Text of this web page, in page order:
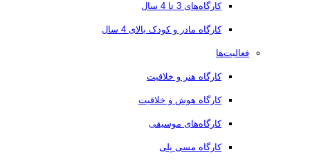
کارگاه‌های 3 تا 4 سال
کارگاه مادر و کودک بالای 4 سال
فعالیت‌ها
کارگاه هنر و خلاقیت
کارگاه هوش و خلاقیت
کارگاه‌های موسیقی
کارگاه مسی پلی